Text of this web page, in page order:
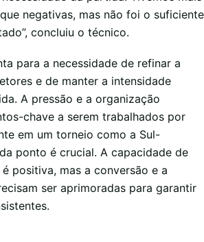
negativas, mas não foi o suficiente
concluiu o técnico.
para a necessidade de refinar a
e de manter a intensidade
A pressão e a organização
chave a serem trabalhados por
em um torneio como a Sul-
ponto é crucial. A capacidade de
positiva, mas a conversão e a
ser aprimoradas para garantir